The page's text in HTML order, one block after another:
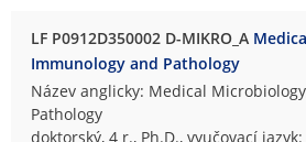
LF P0912D350002 D-MIKRO_A
Immunology and Pathology
Název anglicky: Medical
Pathology
doktorský, 4 r., Ph.D., vyučovací